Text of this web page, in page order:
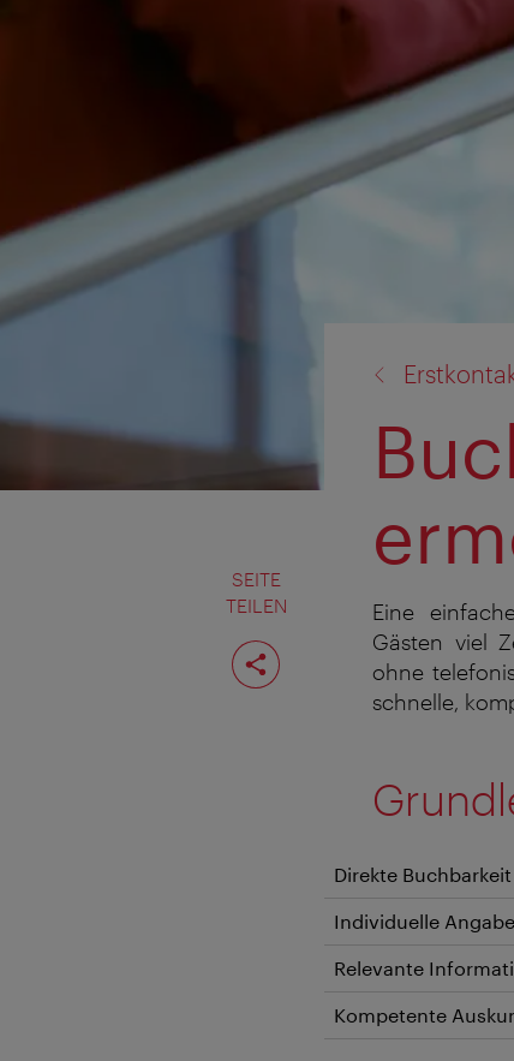
SEITE
TEILEN
Seite
teilen
Eine
Gästen viel
ohne
schnelle,
Direkte Buchbarkeit
Individuelle
Relevante
Kompetente